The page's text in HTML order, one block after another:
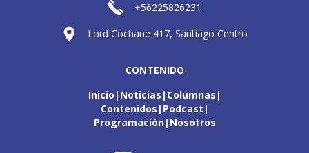
+56225826231
Lord Cochane 417, Santiago Centro
CONTENIDO
Inicio Noticias Columnas
Contenidos Podcast
Programación Nosotros